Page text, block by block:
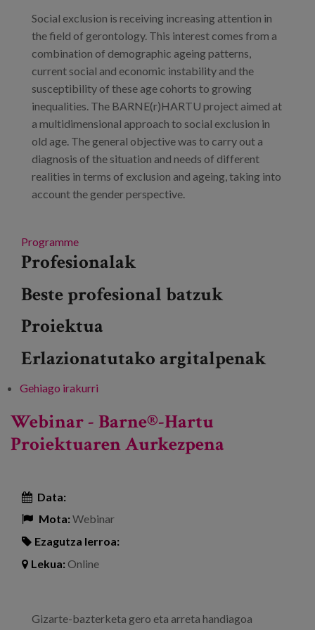
Prentsa
Salaketa-kanala
Social exclusion is receiving increasing attention in
the field of gerontology. This interest comes from a
combination of demographic ageing patterns,
current social and economic instability and the
susceptibility of these age cohorts to growing
inequalities. The BARNE(r)HARTU project aimed at
a multidimensional approach to social exclusion in
old age. The general objective was to carry out a
diagnosis of the situation and needs of different
realities in terms of exclusion and ageing, taking into
account the gender perspective.
Programme
Profesionalak
Beste profesional batzuk
Proiektua
Erlazionatutako argitalpenak
Gehiago irakurri
Webinar - Barne®-Hartu
Proiektuaren Aurkezpena
Data:
Mota:Webinar
Ezagutza lerroa:
Lekua:Online
Gizarte-bazterketa gero eta arreta handiagoa